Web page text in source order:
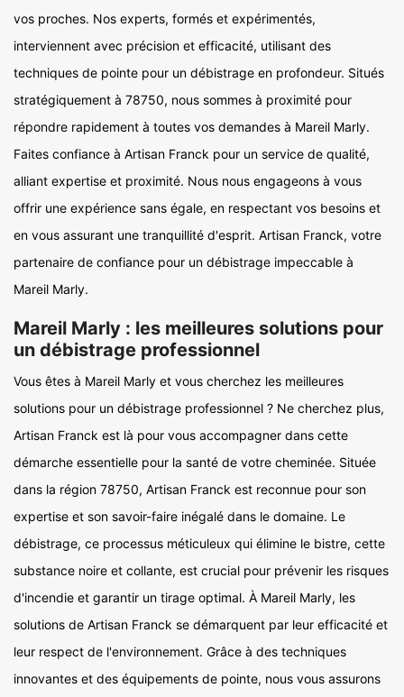
vos proches. Nos experts, formés et expérimentés,
interviennent avec précision et efficacité, utilisant des
techniques de pointe pour un débistrage en profondeur. Situés
stratégiquement à 78750, nous sommes à proximité pour
répondre rapidement à toutes vos demandes à Mareil Marly.
Faites confiance à Artisan Franck pour un service de qualité,
alliant expertise et proximité. Nous nous engageons à vous
offrir une expérience sans égale, en respectant vos besoins et
en vous assurant une tranquillité d'esprit. Artisan Franck, votre
partenaire de confiance pour un débistrage impeccable à
Mareil Marly.
Mareil Marly : les meilleures solutions pour
un débistrage professionnel
Vous êtes à Mareil Marly et vous cherchez les meilleures
solutions pour un débistrage professionnel ? Ne cherchez plus,
Artisan Franck est là pour vous accompagner dans cette
démarche essentielle pour la santé de votre cheminée. Située
dans la région 78750, Artisan Franck est reconnue pour son
expertise et son savoir-faire inégalé dans le domaine. Le
débistrage, ce processus méticuleux qui élimine le bistre, cette
substance noire et collante, est crucial pour prévenir les risques
d'incendie et garantir un tirage optimal. À Mareil Marly, les
solutions de Artisan Franck se démarquent par leur efficacité et
leur respect de l'environnement. Grâce à des techniques
innovantes et des équipements de pointe, nous vous assurons